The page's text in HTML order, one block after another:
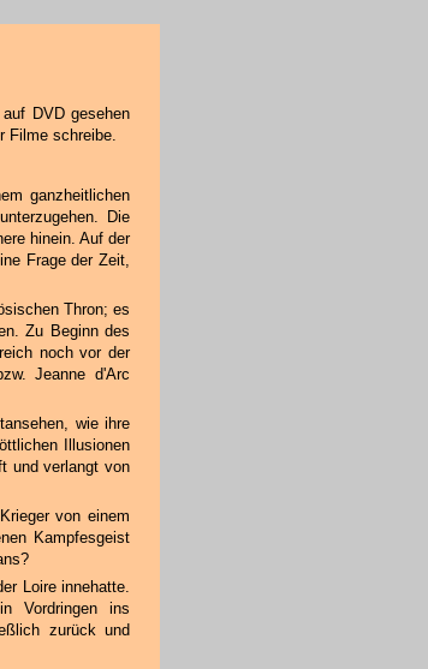
DVD gesehen
Filme schreibe.
ganzheitlichen
Die
hinein. Auf der
Frage der Zeit,
Thron; es
Zu Beginn des
noch vor der
Jeanne d'Arc
wie ihre
Illusionen
und verlangt von
von einem
Kampfesgeist
Loire innehatte.
Vordringen ins
zurück und